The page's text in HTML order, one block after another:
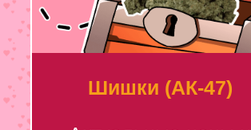
Шишки (АК-47)